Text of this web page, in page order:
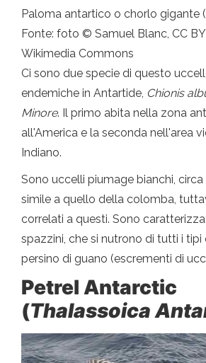
Paloma antartico o chorlo gigante
Fonte: foto © Samuel Blanc, CC
Wikimedia Commons
Ci sono due specie di questo
endemiche in Antartide, Chionis
Minore. Il primo abita nella zona
all'America e la seconda nell'area
Indiano.
Sono uccelli piumage bianchi,
simile a quello della colomba,
correlati a questi. Sono
spazzini, che si nutrono di tutti i tipi
persino di guano (escrementi di
Petrel Antarctic
(Thalassoica